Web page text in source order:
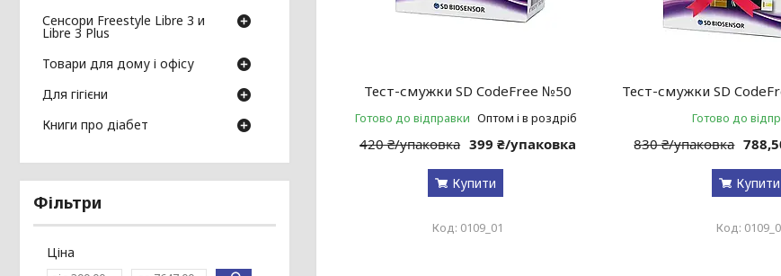
Тест-смужки SD CodeFree №50
Готово до відправки Оптом і в роздріб
420 ₴/упаковка 399 ₴/упаковка
Купити
0109_01
Тест-смужки SD
Готово до
830 ₴/упаковка
Купити
Сенсори Freestyle Libre 3 и
Libre 3 Plus
Товари для дому і офісу
Для гігієни
Книги про діабет
Фільтри
Ціна